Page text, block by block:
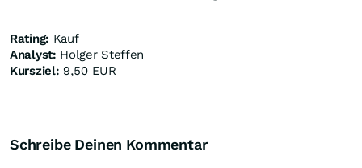
Rating: Kauf
Analyst: Holger Steffen
Kursziel: 9,50 EUR
Schreibe Deinen Kommentar